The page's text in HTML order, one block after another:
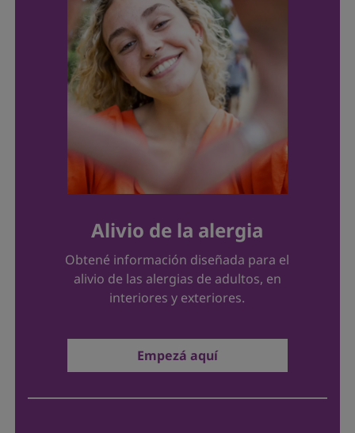
Alivio de la alergia
Obtené información diseñada para el
alivio de las alergias de adultos, en
interiores y exteriores.
Empezá aquí